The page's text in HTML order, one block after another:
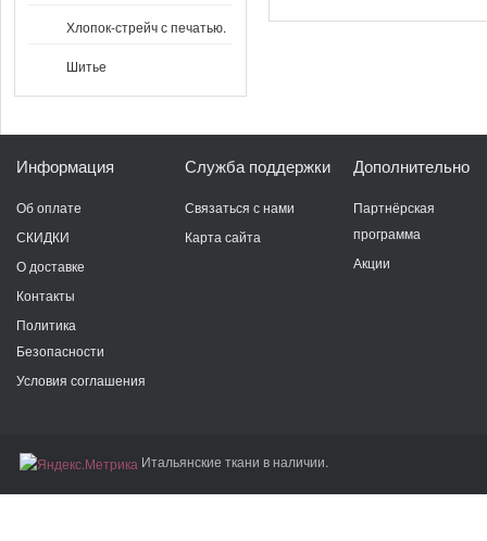
Хлопок-стрейч с печатью.
Шитье
Информация
Об оплате
СКИДКИ
О доставке
Контакты
Политика
Безопасности
Условия соглашения
Служба поддержки
Связаться с нами
Карта сайта
Дополнительно
Партнёрская
программа
Акции
Итальянские ткани в наличии.